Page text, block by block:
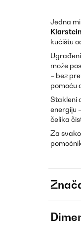
Jedna
kućištu
Ugrađeni
može
– bez
pomoću
Stakleni
energiju
čelika
Za